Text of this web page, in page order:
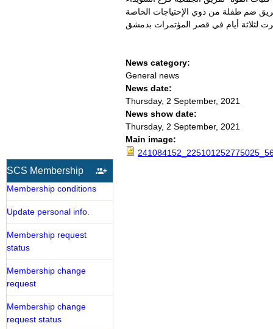
News category:
General news
News date:
Thursday, 2 September, 2021
News show date:
Thursday, 2 September, 2021
Main image:
SCS Membership
Membership conditions
Update personal info.
Membership request
status
Membership change
request
Membership change
request status